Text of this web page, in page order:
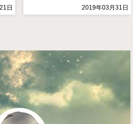
日 2019年03月31日